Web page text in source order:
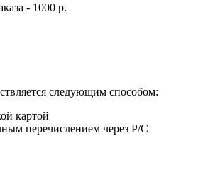
- 1000 р.
следующим способом:
картой
перечислением через Р/С